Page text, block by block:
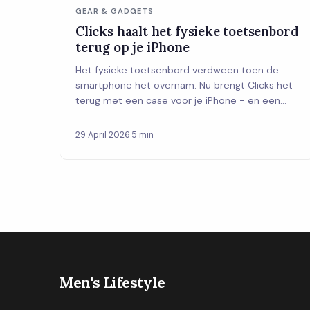
GEAR & GADGETS
Clicks haalt het fysieke toetsenbord
terug op je iPhone
Het fysieke toetsenbord verdween toen de
smartphone het overnam. Nu brengt Clicks het
terug met een case voor je iPhone - en een
de planning.
29 April 2026·5 min
Men's Lifestyle